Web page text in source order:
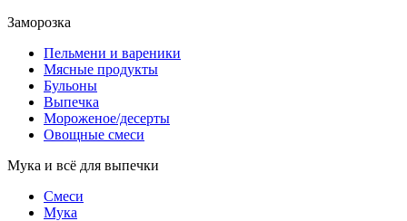
Заморозка
Пельмени и вареники
Мясные продукты
Бульоны
Выпечка
Мороженое/десерты
Овощные смеси
Мука и всё для выпечки
Смеси
Мука